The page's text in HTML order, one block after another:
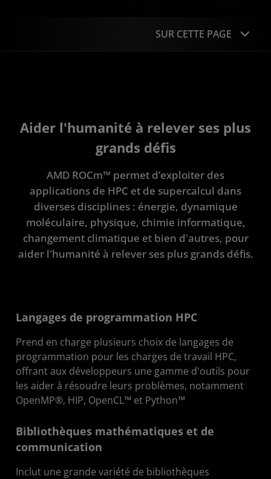
SUR CETTE PAGE
Pile logicielle
Ressources
Aider l'humanité à relever ses plus
grands défis
AMD ROCm™ permet d’exploiter des
applications de HPC et de supercalcul dans
diverses disciplines : énergie, dynamique
moléculaire, physique, chimie informatique,
changement climatique et bien d'autres, pour
aider l'humanité à relever ses plus grands défis.
Langages de programmation HPC
Prend en charge plusieurs choix de langages de
programmation pour les charges de travail HPC,
offrant aux développeurs une gamme d'outils pour
les aider à résoudre leurs problèmes, notamment
OpenMP®, HIP, OpenCL™ et Python™
Bibliothèques mathématiques et de
communication
Inclut une grande variété de bibliothèques